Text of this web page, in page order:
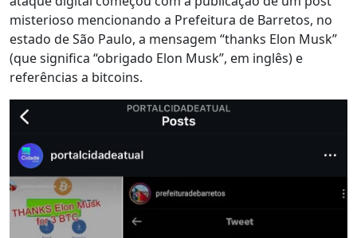
misterioso mencionando a Prefeitura de Barretos, no
estado de São Paulo, a mensagem “thanks Elon Musk”
(que significa “obrigado Elon Musk”, em inglês) e
referências a bitcoins.